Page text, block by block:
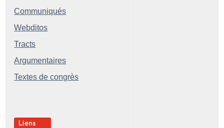
Communiqués
Webditos
Tracts
Argumentaires
Textes de congrès